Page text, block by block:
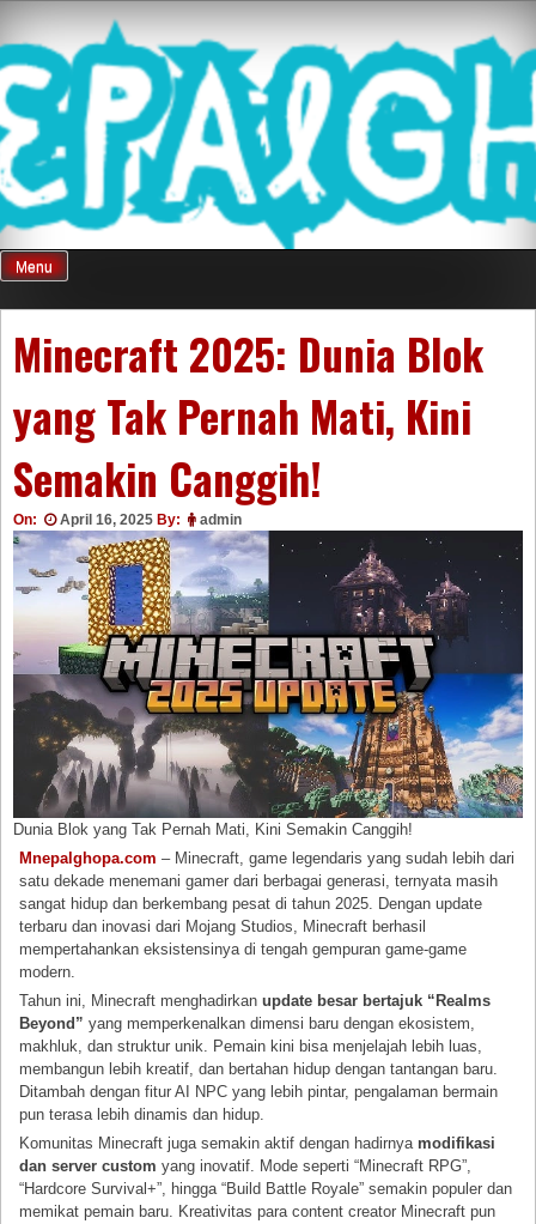
content
Mnepalghopa
Review Game
Terkini Paling
Seluruh Di
Indonesia
Menu
Minecraft 2025: Dunia Blok
yang Tak Pernah Mati, Kini
Semakin Canggih!
On: April 16, 2025 By: admin
Dunia Blok yang Tak Pernah Mati, Kini Semakin Canggih!
Mnepalghopa.com – Minecraft, game legendaris yang sudah lebih dari
satu dekade menemani gamer dari berbagai generasi, ternyata masih
sangat hidup dan berkembang pesat di tahun 2025. Dengan update
terbaru dan inovasi dari Mojang Studios, Minecraft berhasil
mempertahankan eksistensinya di tengah gempuran game-game
modern.
Tahun ini, Minecraft menghadirkanupdate besar bertajuk “Realms
Beyond” yang memperkenalkan dimensi baru dengan ekosistem,
makhluk, dan struktur unik. Pemain kini bisa menjelajah lebih luas,
membangun lebih kreatif, dan bertahan hidup dengan tantangan baru.
Ditambah dengan fitur AI NPC yang lebih pintar, pengalaman bermain
pun terasa lebih dinamis dan hidup.
Komunitas Minecraft juga semakin aktif dengan hadirnya modifikasi
dan server custom yang inovatif. Mode seperti “Minecraft RPG”,
“Hardcore Survival+”, hingga “Build Battle Royale” semakin populer dan
memikat pemain baru. Kreativitas para content creator Minecraft pun